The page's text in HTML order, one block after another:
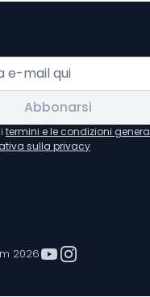
Abbonarsi
termini e le condizioni
sulla privacy
2026